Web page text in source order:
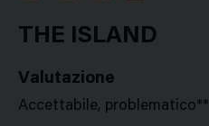
Plus
THE ISLAND
Valutazione
Accettabile, problematico**